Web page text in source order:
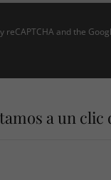
reCAPTCHA and the
a un